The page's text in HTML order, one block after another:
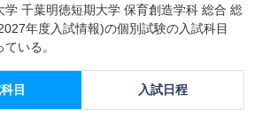
学 千葉明徳短期大学 保育創造学科 総合 総
年度入試情報)の個別試験の入試科目
いる。
目 入試日程